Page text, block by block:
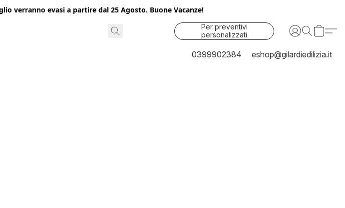
verranno evasi a partire dal 25 Agosto. Buone Vacanze!
Per preventivi
personalizzati
contattaci
0399902384 eshop@gilardiedilizia.it